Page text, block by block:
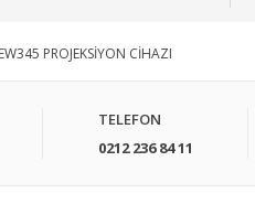
PROJEKSİYON CİHAZI
TELEFON
0212 236 84 11